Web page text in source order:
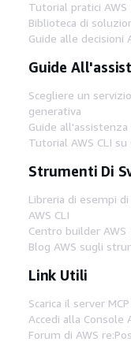
Tutorial pratici AWS
Biblioteca di
Guide alle decisioni
Guide
Scegliere un
generativa
Guide all'assistenza
Tutorial AWS CLI su
Strumenti Di
Libreria di esempi di
AWS CLI
Centro builder AWS
Blog AWS sugli
Link Utili
Scarica il server
Accedi alla Console
Forum di AWS